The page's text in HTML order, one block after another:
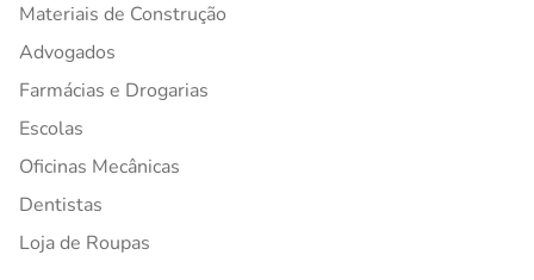
Materiais de Construção
Advogados
Farmácias e Drogarias
Escolas
Oficinas Mecânicas
Dentistas
Loja de Roupas